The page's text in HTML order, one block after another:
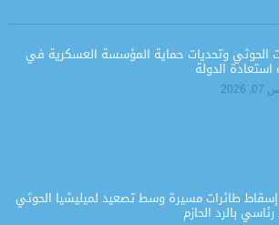
الحوثي وتحديات حماية المؤسسة العسكرية في
الدولة
طائرات مسيرة وسط تصعيد لميليشيا الحوثي
بالرد الحازم